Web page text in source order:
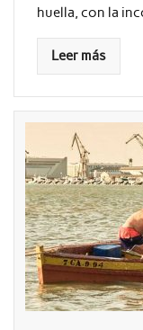
huella, con la
Leer más